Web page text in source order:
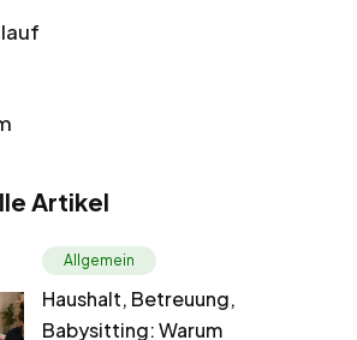
Artikel
Allgemein
Haushalt, Betreuung,
Babysitting: Warum